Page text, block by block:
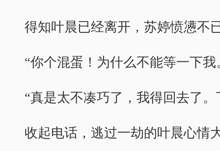
得知叶晨已经离开，苏婷愤懑不
“你个混蛋！为什么不能等一下我
“真是太不凑巧了，我得回去了。
收起电话，逃过一劫的叶晨心情